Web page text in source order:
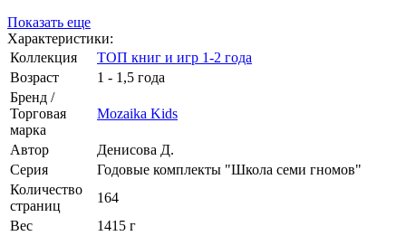
Показать еще
Характеристики:
Коллекция
ТОП книг и игр 1-2 года
Возраст
1 - 1,5 года
Бренд /
Торговая
марка
Mozaika Kids
Автор
Денисова Д.
Серия
Годовые комплекты "Школа семи гномов"
Количество
страниц
164
Вес
1415 г